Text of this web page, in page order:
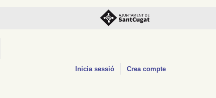
Inicia sessió Crea compte